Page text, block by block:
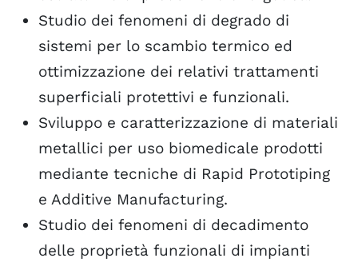
Studio dei fenomeni di degrado di
sistemi per lo scambio termico ed
ottimizzazione dei relativi trattamenti
superficiali protettivi e funzionali.
Sviluppo e caratterizzazione di materiali
metallici per uso biomedicale prodotti
mediante tecniche di Rapid Prototiping
e Additive Manufacturing.
Studio dei fenomeni di decadimento
delle proprietà funzionali di impianti